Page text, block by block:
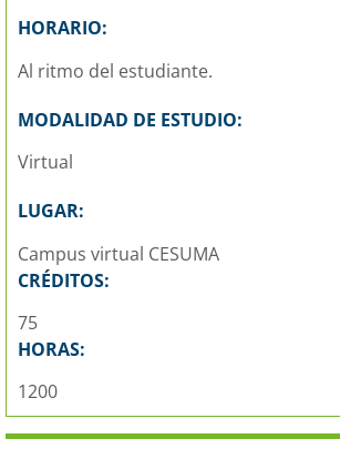
HORARIO:
Al ritmo del estudiante.
MODALIDAD DE ESTUDIO:
Virtual
LUGAR:
Campus virtual CESUMA
CRÉDITOS:
75
HORAS:
1200